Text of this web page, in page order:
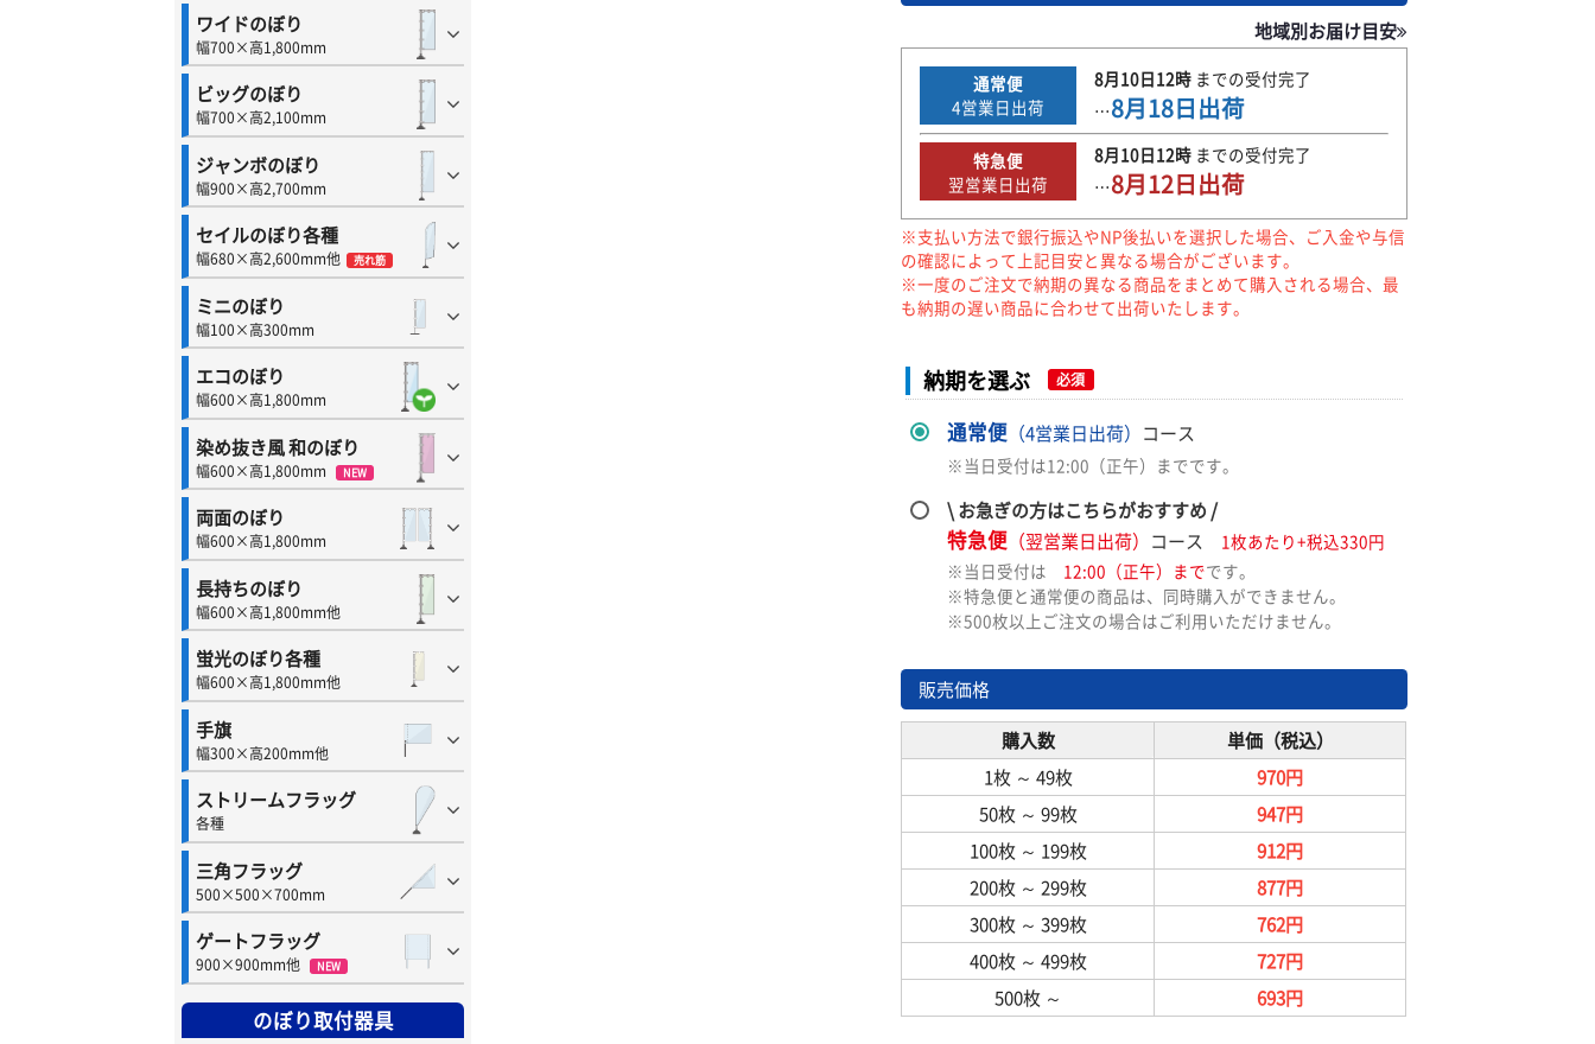
ワイドのぼり
幅700×高1,800mm
ビッグのぼり
幅700×高2,100mm
ジャンボのぼり
幅900×高2,700mm
セイルのぼり各種
幅680×高2,600mm他 売れ筋
ミニのぼり
幅100×高300mm
エコのぼり
幅600×高1,800mm
染め抜き風 和のぼり
幅600×高1,800mm NEW
両面のぼり
幅600×高1,800mm
長持ちのぼり
幅600×高1,800mm他
蛍光のぼり各種
幅600×高1,800mm他
手旗
幅300×高200mm他
ストリームフラッグ
各種
三角フラッグ
500×500×700mm
ゲートフラッグ
900×900mm他 NEW
のぼり取付器具
地域別お届け目安
通常便
4営業日出荷
8月10日12時までの受付完了
…8月18日出荷
特急便
翌営業日出荷
8月10日12時までの受付完了
…8月12日出荷
※支払い方法で銀行振込やNP後払いを選択した場合、ご入金や与信
の確認によって上記目安と異なる場合がございます。
※一度のご注文で納期の異なる商品をまとめて購入される場合、最
も納期の遅い商品に合わせて出荷いたします。
納期を選ぶ 必須
通常便（4営業日出荷） コース
※当日受付は12:00（正午）までです。
\ お急ぎの方はこちらがおすすめ /
特急便（翌営業日出荷） コース
1枚あたり+税込330円
※当日受付は 12:00（正午）までです。
※特急便と通常便の商品は、同時購入ができません。
※500枚以上ご注文の場合はご利用いただけません。
販売価格
購入数
単価（税込）
1枚 ～ 49枚
970円
50枚 ～ 99枚
947円
100枚 ～ 199枚
912円
200枚 ～ 299枚
877円
300枚 ～ 399枚
762円
400枚 ～ 499枚
727円
500枚 ～ 693円